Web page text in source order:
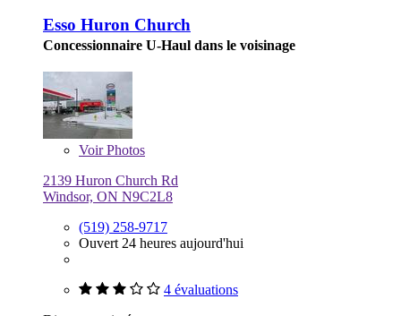
Esso Huron Church
Concessionnaire U-Haul dans le voisinage
VoirPhotos
2139 Huron Church Rd
Windsor, ON N9C2L8
(519) 258-9717
Ouvert 24 heures aujourd'hui
4 évaluations